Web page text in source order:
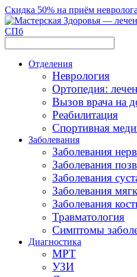
Скидка 50% на приём
Отделения
Неврология
Ортопедия:
Вызов врача на
Реабилитация
Спортивная
Заболевания
Заболевания
Заболевания
Заболевания
Заболевания
Заболевания
Травматология
Симптомы
Диагностика
МРТ
УЗИ